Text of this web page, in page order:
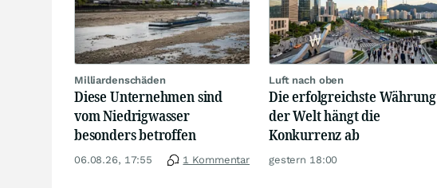
Milliardenschäden
Diese Unternehmen sind
vom Niedrigwasser
besonders betroffen
06.08.26, 17:55 1 Kommentar
Luft nach oben
Die erfolgreichste Währung
der Welt hängt die
Konkurrenz ab
gestern 18:00